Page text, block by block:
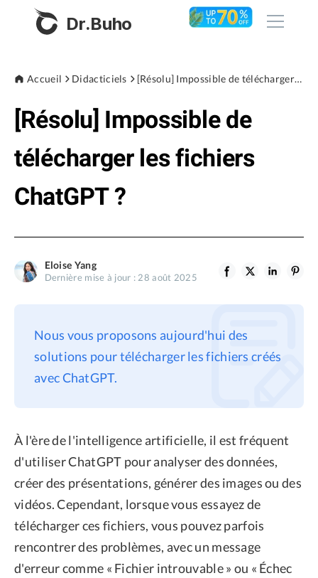
Dr.Buho
Produits
BuhoCleaner
BuhoUnlocker
BuhoRepair
BuhoLaunchpad
Boutique
Blog
Confidentialité
Conditions générales
Accueil Didacticiels [Résolu] Impossible de télécharger les fichiers ChatGPT ?
[Résolu] Impossible de
télécharger les fichiers
ChatGPT ?
Eloise Yang
Dernière mise à jour : 28 août 2025
Nous vous proposons aujourd'hui des
solutions pour télécharger les fichiers créés
avec ChatGPT.
À l'ère de l'intelligence artificielle, il est fréquent
d'utiliser ChatGPT pour analyser des données,
créer des présentations, générer des images ou des
vidéos. Cependant, lorsque vous essayez de
télécharger ces fichiers, vous pouvez parfois
rencontrer des problèmes, avec un message
d'erreur comme « Fichier introuvable » ou « Échec